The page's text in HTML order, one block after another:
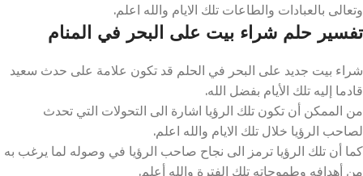
وتعالى بالعبادات والطاعات تلك الايام والله اعلم.
تفسير حلم شراء بيت على البحر في المنام
شراء بيت جديد على البحر في الحلم قد تكون علامة على حدث سعيد
قادما إليه تلك الأيام بفضل الله.
من الممكن أن تكون تلك الرؤيا اشارة الى التحولات التي تحدث
لصاحب الرؤيا خلال تلك الايام والله اعلم.
كما أن تلك الرؤيا ترمز الى نجاح صاحب الرؤيا في وصوله لما يرغب به
من أهدافه وطموحاته تلك الفترة والله أعلم.